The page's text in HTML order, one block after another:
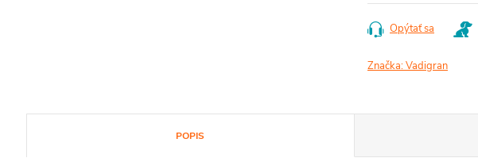
Opýtať sa
Značka:Vadigran
POPIS